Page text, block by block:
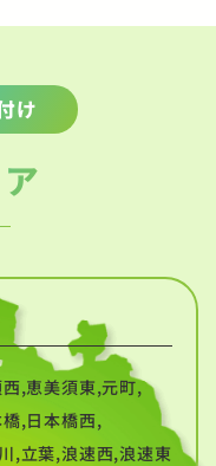
け
,恵美須東,元町,
,日本橋西,
,立葉,浪速西,浪速東